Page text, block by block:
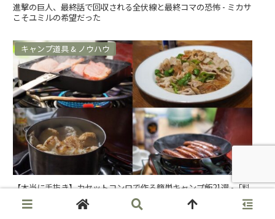
進撃の巨人、最終話で回収される全伏線と最終コマの恐怖 - ミカサ
こそユミルの希望だった
キャンプ道具 & ノウハウ
【本当に手抜き】カセットコンロで作る簡単キャンプ飯21選 -「料
理しにキャンプに行ってるんじゃない」という人向け